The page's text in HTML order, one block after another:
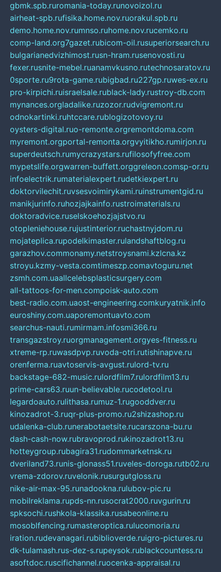
gbmk.spb.ruromania-today.runovoizol.ru
airheat-spb.rufisika.home.nov.ruorakul.spb.ru
demo.home.nov.rumnso.ruhome.nov.rucemko.ru
comp-land.org7gazet.rubicom-oil.rusuperiorsearch.ru
bulgarianedvizhimost.rusn-hram.rusenovosti.ru
fexer.rusnite-mebel.ruanamvkusno.rutechnosaratov.ru
0sporte.ru9rota-game.rubigbad.ru227gp.ruwes-ex.ru
pro-kirpichi.ruisraelsale.rublack-lady.rustroy-db.com
mynances.orgladalike.ruzozor.rudvigremont.ru
odnokartinki.ruhtccare.rublogizotovoy.ru
oysters-digital.ruo-remonte.orgremontdoma.com
myremont.orgportal-remonta.orgvyitikho.rumirjon.ru
superdeutsch.rumycrazystars.rufilosofyfree.com
mypetslife.orgwarren-buffett.orggreleon.comsp-or.ru
infoelectrik.rumaterialexpert.rudetkiexpert.ru
doktorvilechit.ruvsesvoimirykami.ruinstrumentgid.ru
manikjurinfo.ruhozjajkainfo.rustroimaterials.ru
doktoradvice.ruselskoehozjajstvo.ru
otopleniehouse.rujustinterior.ruchastnyjdom.ru
mojateplica.rupodelkimaster.rulandshaftblog.ru
garazhov.commonamy.netstroysnami.kzlcna.kz
stroyu.kzmy-vesta.comtimeszp.comavtoguru.net
zsmh.com.uaallcelebsplasticsurgery.com
all-tattoos-for-men.compoisk-auto.com
best-radio.com.uaost-engineering.comkuryatnik.info
euroshiny.com.uaporemontuavto.com
searchus-nauti.rumirmam.infosmi366.ru
transgazstroy.ruorgmanagement.orgyes-fitness.ru
xtreme-rp.ruwasdpvp.ruvoda-otri.rutishinapve.ru
orenferma.ruavtoservis-avgust.rulord-tv.ru
backstage-682-music.rulordfilm7.rulordfilm13.ru
prime-cars63.ruun-believable.rucodetool.ru
legardoauto.rulithasa.rumuz-1.rugooddver.ru
kinozadrot-3.ruqr-plus-promo.ru2shizashop.ru
udalenka-club.runerabotaetsite.rucarszona-bu.ru
dash-cash-now.rubravoprod.rukinozadrot13.ru
hotteygroup.rubagira31.rudommarketnsk.ru
dveriland73.runis-glonass51.ruveles-doroga.rutb02.ru
vrema-zdorov.ruvelonik.rusurgutgloss.ru
nike-air-max-95.runadookna.rulubov-pic.ru
mobilreklama.rupds-nn.rusocrat2000.ruvgurin.ru
spksochi.rushkola-klassika.rusabeonline.ru
mosoblfencing.rumasteroptica.rulucomoria.ru
iration.rudevanagari.rubiblioverde.ruigro-pictures.ru
dk-tulamash.rus-dez-s.rupeysok.rublackcountess.ru
asoftdoc.ruscifichannel.ruocenka-appraisal.ru